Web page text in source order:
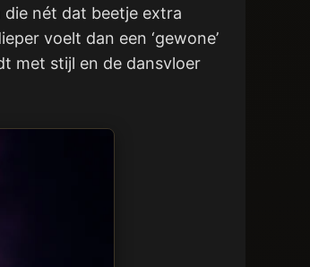
nét dat beetje extra
voelt dan een ‘gewone’
met stijl en de dansvloer